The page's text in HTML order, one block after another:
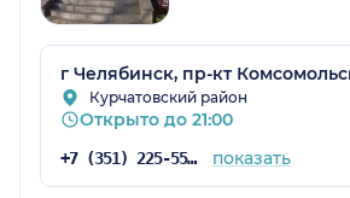
г Челябинск, пр-кт
Курчатовский район
Открыто до 21:00
+7 (351) 225-55-55 показать